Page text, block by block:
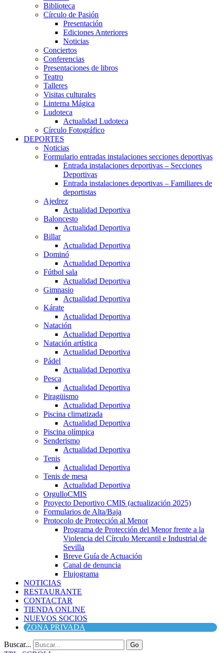
Biblioteca
Círculo de Pasión
Presentación
Ediciones Anteriores
Noticias
Conciertos
Conferencias
Presentaciones de libros
Teatro
Talleres
Visitas culturales
Linterna Mágica
Ludoteca
Actualidad Ludoteca
Círculo Fotográfico
DEPORTES
Noticias
Formulario entradas instalaciones secciones deportivas
Entrada instalaciones deportivas – Secciones
Deportivas
Entrada instalaciones deportivas – Familiares de
deportistas
Ajedrez
Actualidad Deportiva
Baloncesto
Actualidad Deportiva
Billar
Actualidad Deportiva
Dominó
Actualidad Deportiva
Fútbol sala
Actualidad Deportiva
Gimnasio
Actualidad Deportiva
Kárate
Actualidad Deportiva
Natación
Actualidad Deportiva
Natación artística
Actualidad Deportiva
Pádel
Actualidad Deportiva
Pesca
Actualidad Deportiva
Piragüismo
Actualidad Deportiva
Piscina climatizada
Actualidad Deportiva
Piscina olímpica
Senderismo
Actualidad Deportiva
Tenis
Actualidad Deportiva
Tenis de mesa
Actualidad Deportiva
OrgulloCMIS
Proyecto Deportivo CMIS (actualización 2025)
Formularios de Alta/Baja
Protocolo de Protección al Menor
Programa de Protección del Menor frente a la
Violencia del Círculo Mercantil e Industrial de
Sevilla
Breve Guía de Actuación
Canal de denuncia
Flujograma
NOTICIAS
RESTAURANTE
CONTACTAR
TIENDA ONLINE
NUEVOS SOCIOS
ZONA PRIVADA
Buscar... Go